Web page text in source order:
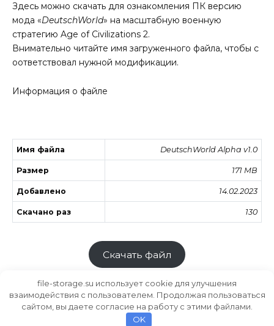
Здесь можно скачать для ознакомления ПК версию
мода «DeutschWorld» на масштабную военную
стратегию Age of Civilizations 2.
Внимательно читайте имя загруженного файла, чтобы с
оответствовал нужной модификации.
Информация о файле
Имя файла DeutschWorld Alpha v1.0
Размер 171 MB
Добавлено 14.02.2023
Скачано раз 130
Скачать файл
Хранилище файлов
file-storage.su использует cookie для улучшения
взаимодействия с пользователем. Продолжая пользоваться
сайтом, вы даете согласие на работу с этими файлами.
OK